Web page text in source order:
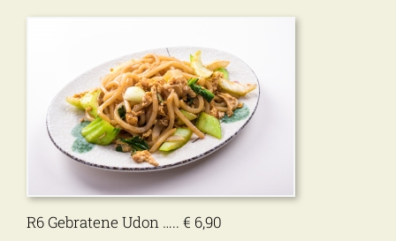
R6 Gebratene Udon ….. € 6,90